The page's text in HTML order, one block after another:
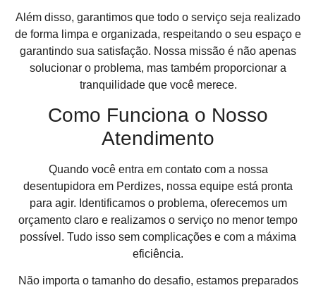
Além disso, garantimos que todo o serviço seja realizado
de forma limpa e organizada, respeitando o seu espaço e
garantindo sua satisfação. Nossa missão é não apenas
solucionar o problema, mas também proporcionar a
tranquilidade que você merece.
Como Funciona o Nosso
Atendimento
Quando você entra em contato com a nossa
desentupidora em Perdizes, nossa equipe está pronta
para agir. Identificamos o problema, oferecemos um
orçamento claro e realizamos o serviço no menor tempo
possível. Tudo isso sem complicações e com a máxima
eficiência.
Não importa o tamanho do desafio, estamos preparados